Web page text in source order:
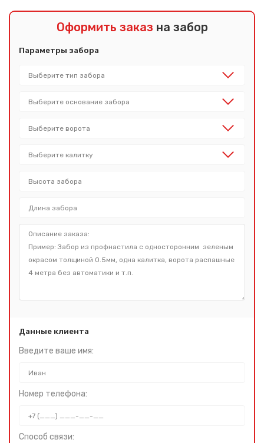
Оформить заказ на забор
Параметры забора
Данные клиента
Введите ваше имя:
Номер телефона:
Способ связи: